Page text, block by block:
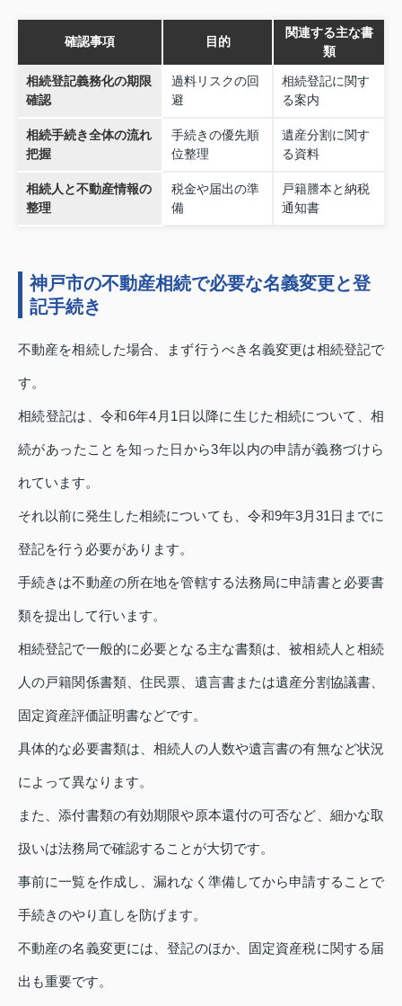
確認事項 目的
関連する主な書
類
相続登記義務化の期限
確認
過料リスクの回
避
相続登記に関す
る案内
相続手続き全体の流れ
把握
手続きの優先順
位整理
遺産分割に関す
る資料
相続人と不動産情報の
整理
税金や届出の準
備
戸籍謄本と納税
通知書
神戸市の不動産相続で必要な名義変更と登
記手続き
不動産を相続した場合、まず行うべき名義変更は相続登記で
す。
相続登記は、令和6年4月1日以降に生じた相続について、相
続があったことを知った日から3年以内の申請が義務づけら
れています。
それ以前に発生した相続についても、令和9年3月31日までに
登記を行う必要があります。
手続きは不動産の所在地を管轄する法務局に申請書と必要書
類を提出して行います。
相続登記で一般的に必要となる主な書類は、被相続人と相続
人の戸籍関係書類、住民票、遺言書または遺産分割協議書、
固定資産評価証明書などです。
具体的な必要書類は、相続人の人数や遺言書の有無など状況
によって異なります。
また、添付書類の有効期限や原本還付の可否など、細かな取
扱いは法務局で確認することが大切です。
事前に一覧を作成し、漏れなく準備してから申請することで
手続きのやり直しを防げます。
不動産の名義変更には、登記のほか、固定資産税に関する届
出も重要です。